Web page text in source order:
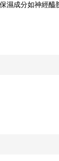
濕成分如神經醯